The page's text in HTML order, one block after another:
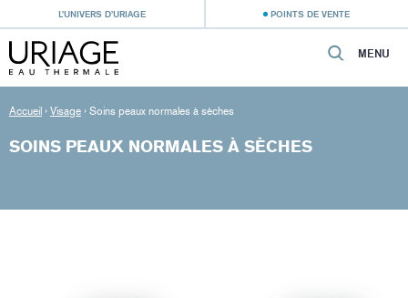
L’UNIVERS D’URIAGE POINTS DE VENTE
MENU
Accueil › Visage › Soins peaux normales à sèches
SOINS PEAUX NORMALES À SÈCHES